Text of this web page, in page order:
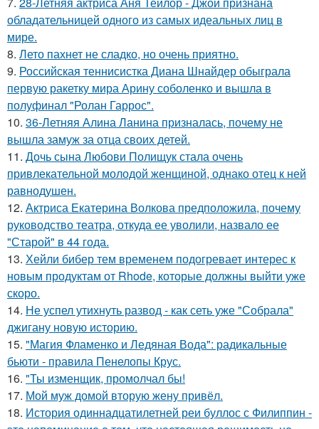
обладательницей одного из самых идеальных лиц в
мире.
8. Лето пахнет не сладко, но очень приятно.
9. Российская теннисистка Диана Шнайдер обыграла
первую ракетку мира Арину соболенко и вышла в
полуфинал "Ролан Гаррос".
10. 36-Летняя Алина Ланина призналась, почему не
вышла замуж за отца своих детей.
11. Дочь сына Любови Полищук стала очень
привлекательной молодой женщиной, однако отец к ней
равнодушен.
12. Актриса Екатерина Волкова предположила, почему
руководство театра, откуда ее уволили, назвало ее
"Старой" в 44 года.
13. Хейли бибер тем временем подогревает интерес к
новым продуктам от Rhode, которые должны выйти уже
скоро.
14. Не успел утихнуть развод - как сеть уже "Собрала"
джигану новую историю.
15. "Магия Фламенко и Ледяная Вода": радикальные
бьюти - правила Пенелопы Крус.
16. "Ты изменщик, промолчал бы!
17. Мой муж домой вторую жену привёл.
18. История одиннадцатилетней реи буллос с Филиппин -